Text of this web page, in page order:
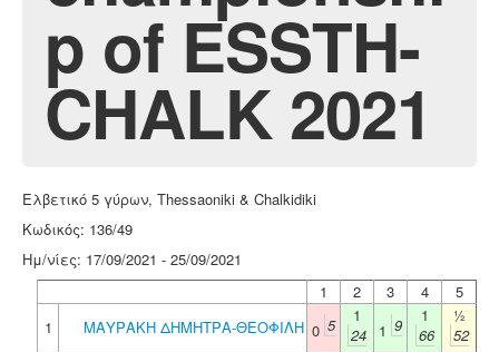
p of ESSTH-
CHALK 2021
Ελβετικό 5 γύρων, Thessaoniki & Chalkidiki
Κωδικός: 136/49
Ημ/νίες: 17/09/2021 - 25/09/2021
1
2 3 4
5
1
ΜΑΥΡΑΚΗ ΔΗΜΗΤΡΑ-ΘΕΟΦΙΛΗ 0 5
1
24
1 9
1
66
½
52